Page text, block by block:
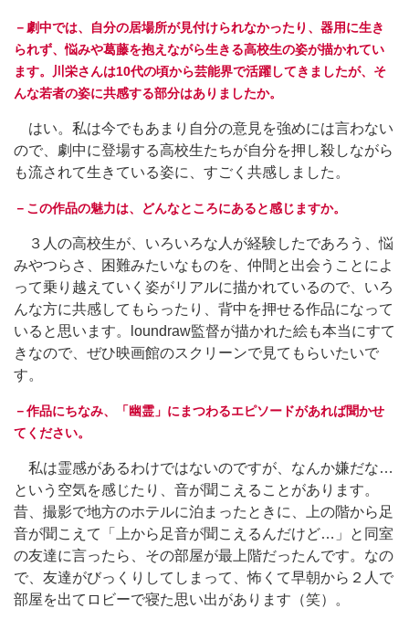
－劇中では、自分の居場所が見付けられなかったり、器用に生き
られず、悩みや葛藤を抱えながら生きる高校生の姿が描かれてい
ます。川栄さんは10代の頃から芸能界で活躍してきましたが、そ
んな若者の姿に共感する部分はありましたか。
はい。私は今でもあまり自分の意見を強めには言わない
ので、劇中に登場する高校生たちが自分を押し殺しながら
も流されて生きている姿に、すごく共感しました。
－この作品の魅力は、どんなところにあると感じますか。
３人の高校生が、いろいろな人が経験したであろう、悩
みやつらさ、困難みたいなものを、仲間と出会うことによ
って乗り越えていく姿がリアルに描かれているので、いろ
んな方に共感してもらったり、背中を押せる作品になって
いると思います。loundraw監督が描かれた絵も本当にすて
きなので、ぜひ映画館のスクリーンで見てもらいたいで
す。
－作品にちなみ、「幽霊」にまつわるエピソードがあれば聞かせ
てください。
私は霊感があるわけではないのですが、なんか嫌だな…
という空気を感じたり、音が聞こえることがあります。
昔、撮影で地方のホテルに泊まったときに、上の階から足
音が聞こえて「上から足音が聞こえるんだけど…」と同室
の友達に言ったら、その部屋が最上階だったんです。なの
で、友達がびっくりしてしまって、怖くて早朝から２人で
部屋を出てロビーで寝た思い出があります（笑）。